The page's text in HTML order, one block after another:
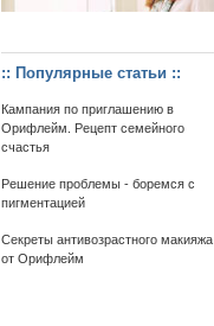
:: Популярные статьи ::
Кампания по приглашению в
Орифлейм. Рецепт семейного
счастья
Решение проблемы - боремся с
пигментацией
Секреты антивозрастного макияжа
от Орифлейм